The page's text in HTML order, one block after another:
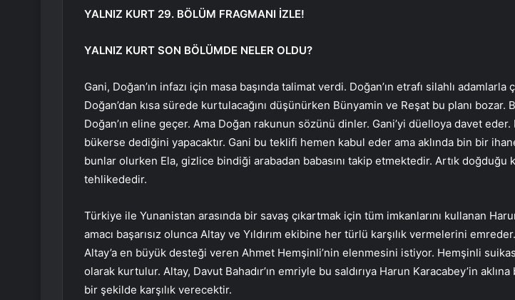
YALNIZ KURT 29. BÖLÜM FRAGMANI İZLE!
YALNIZ KURT SON BÖLÜMDE NELER OLDU?
Gani, Doğan’ın infazı için masa başında talimat verdi. Doğan’ın etrafı silahlı adamlarla
Doğan’dan kısa sürede kurtulacağını düşünürken Bünyamin ve Reşat bu planı bozar.
Doğan’ın eline geçer. Ama Doğan rakunun sözünü dinler. Gani’yi düelloya davet
bükerse dediğini yapacaktır. Gani bu teklifi hemen kabul eder ama aklında bin bir
bunlar olurken Ela, gizlice bindiği arabadan babasını takip etmektedir. Artık doğduğu
tehlikededir.
Türkiye ile Yunanistan arasında bir savaş çıkartmak için tüm imkanlarını kullanan
amacı başarısız olunca Altay ve Yıldırım ekibine her türlü karşılık vermelerini
Altay’a en büyük desteği veren Ahmet Hemşinli’nin elenmesini istiyor. Hemşinli
olarak kurtulur. Altay, Davut Bahadır’ın emriyle bu saldırıya Harun Karacabey’in
bir şekilde karşılık verecektir.